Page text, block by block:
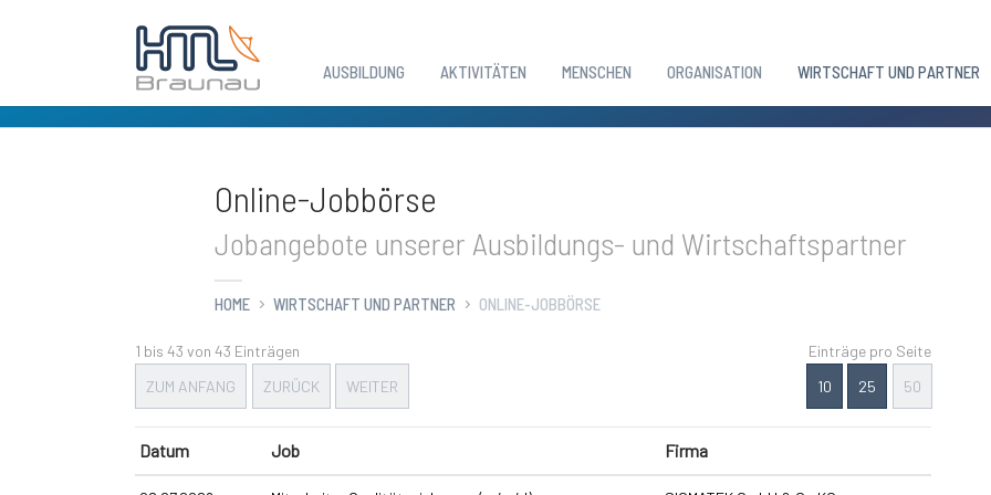
AUSBILDUNG AKTIVITÄTEN MENSCHEN ORGANISATION WIRTSCHAFT UND PARTNER
Online-Jobbörse
Jobangebote unserer Ausbildungs- und Wirtschaftspartner
HOME WIRTSCHAFT UND PARTNER ONLINE-JOBBÖRSE
1 bis 43 von 43 Einträgen
ZUM ANFANG
ZURÜCK WEITER
Einträge pro Seite
10
25 50
Datum Job Firma